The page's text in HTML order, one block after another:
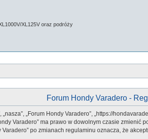
XL125V oraz podróży
Forum Hondy Varadero -
„nasza”, „Forum Hondy Varadero”, „https://
Varadero” ma prawo w dowolnym czasie
po zmianach regulaminu oznacza, że